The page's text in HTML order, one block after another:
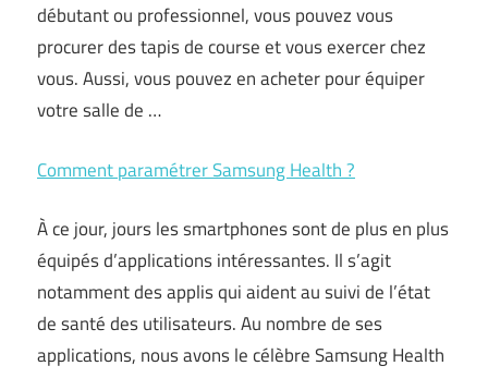
débutant ou professionnel, vous pouvez vous
procurer des tapis de course et vous exercer chez
vous. Aussi, vous pouvez en acheter pour équiper
votre salle de …
Comment paramétrer Samsung Health ?
À ce jour, jours les smartphones sont de plus en plus
équipés d’applications intéressantes. Il s’agit
notamment des applis qui aident au suivi de l’état
de santé des utilisateurs. Au nombre de ses
applications, nous avons le célèbre Samsung Health